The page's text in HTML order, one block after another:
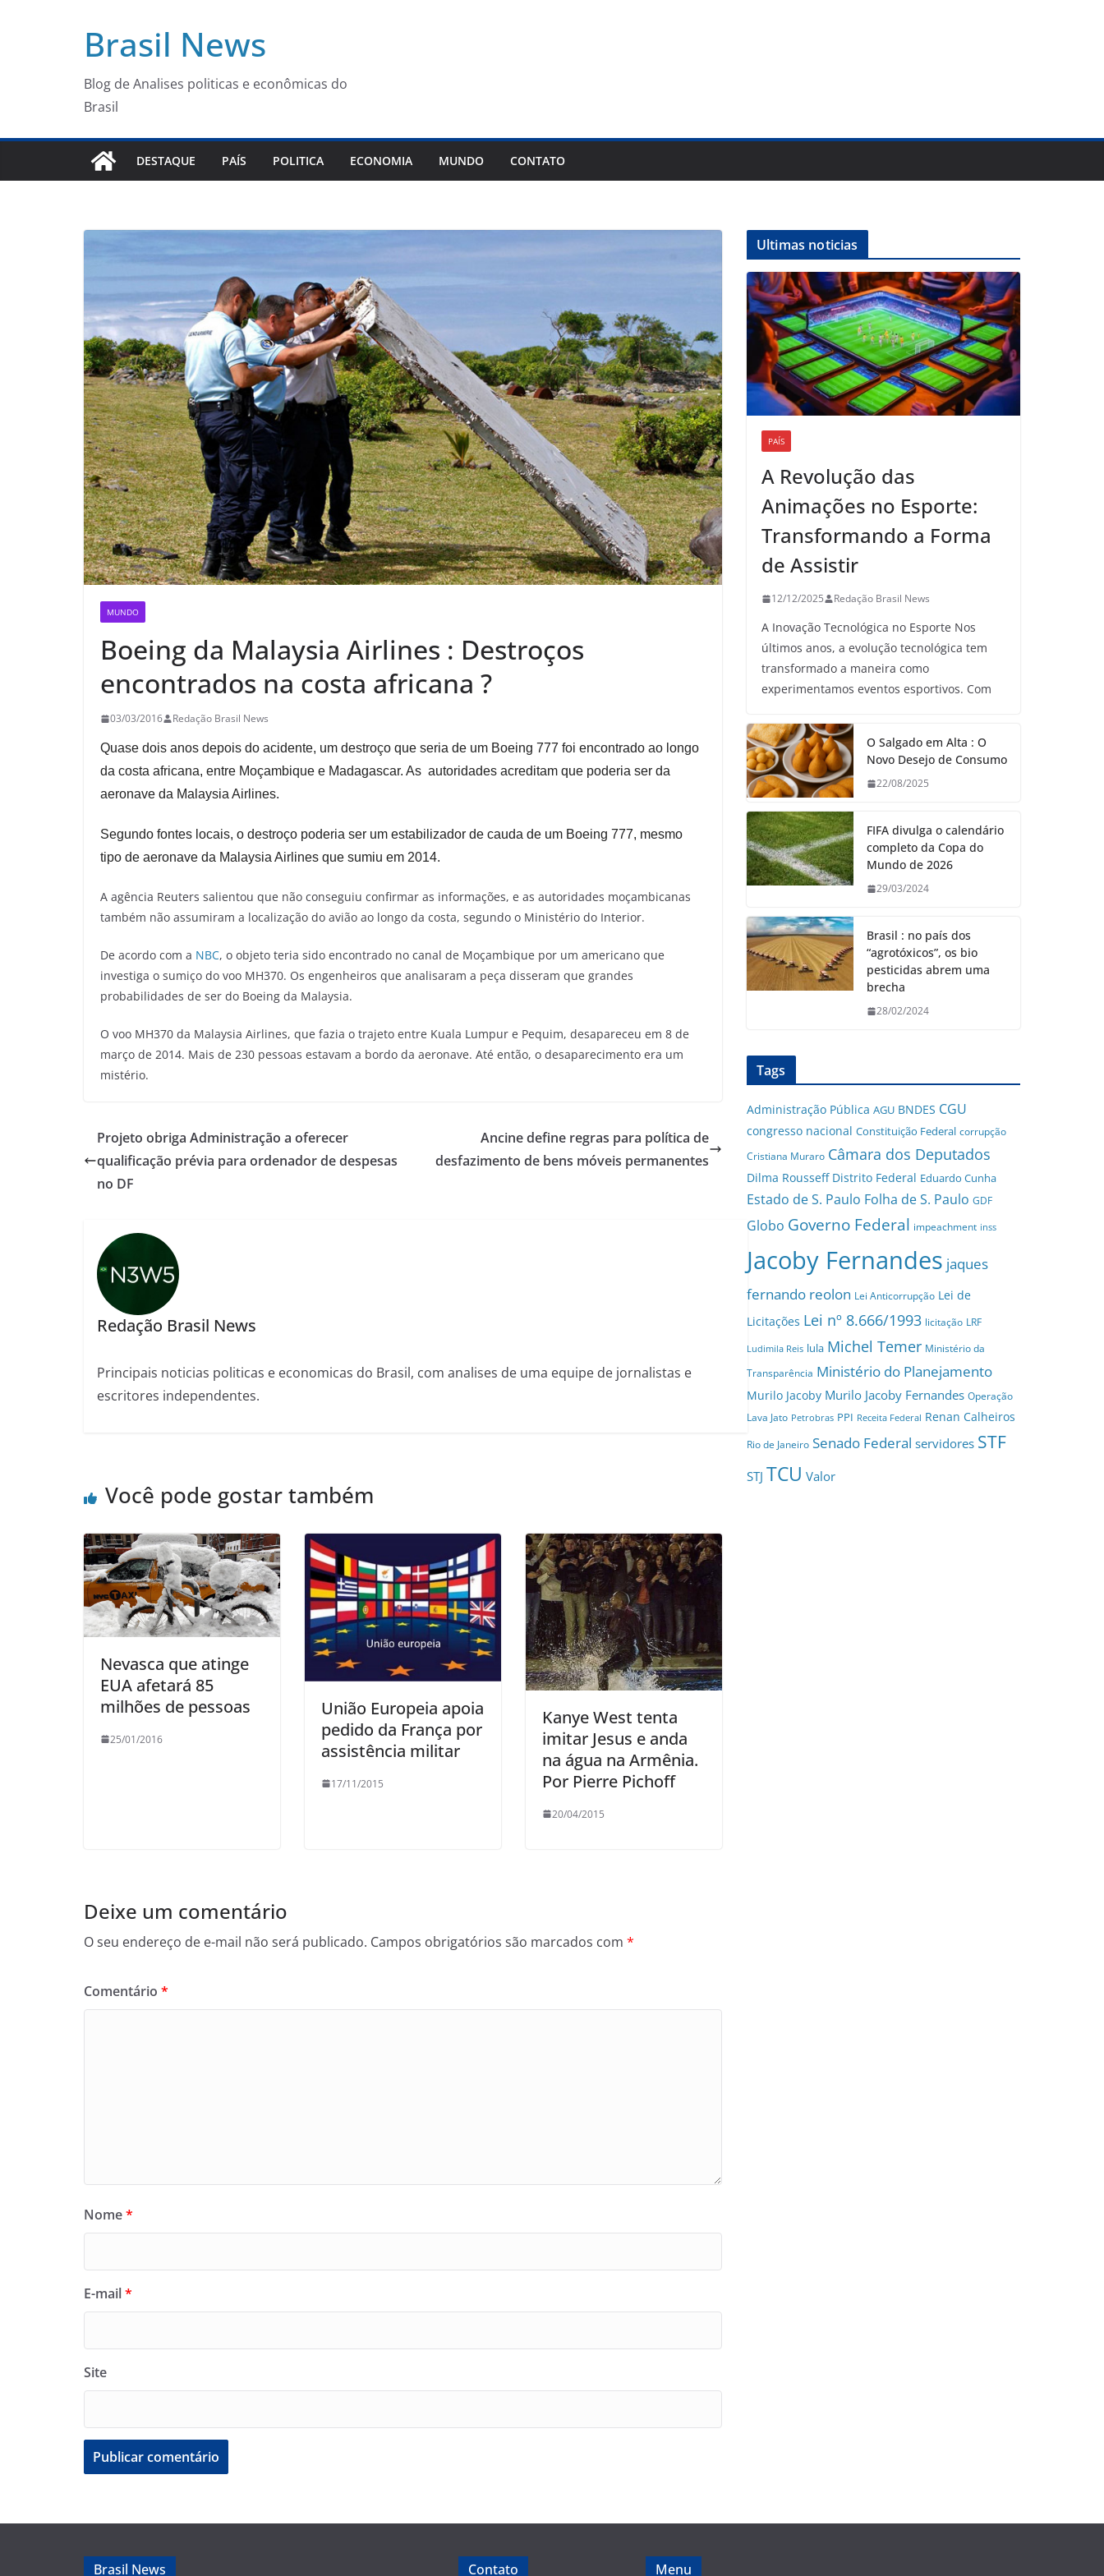
Brasil News
Blog de Analises politicas e econômicas do
Brasil
DESTAQUE PAÍS POLITICA ECONOMIA MUNDO CONTATO
MUNDO
Boeing da Malaysia Airlines : Destroços
encontrados na costa africana ?
03/03/2016 Redação Brasil News
Quase dois anos depois do acidente, um destroço que seria de um Boeing 777 foi encontrado ao longo
da costa africana, entre Moçambique e Madagascar. As autoridades acreditam que poderia ser da
aeronave da Malaysia Airlines.
Segundo fontes locais, o destroço poderia ser um estabilizador de cauda de um Boeing 777, mesmo
tipo de aeronave da Malaysia Airlines que sumiu em 2014.
A agência Reuters salientou que não conseguiu confirmar as informações, e as autoridades moçambicanas
também não assumiram a localização do avião ao longo da costa, segundo o Ministério do Interior.
De acordo com a NBC, o objeto teria sido encontrado no canal de Moçambique por um americano que
investiga o sumiço do voo MH370. Os engenheiros que analisaram a peça disseram que grandes
probabilidades de ser do Boeing da Malaysia.
O voo MH370 da Malaysia Airlines, que fazia o trajeto entre Kuala Lumpur e Pequim, desapareceu em 8 de
março de 2014. Mais de 230 pessoas estavam a bordo da aeronave. Até então, o desaparecimento era um
mistério.
Projeto obriga Administração a oferecer
qualificação prévia para ordenador de despesas
no DF
Ancine define regras para política de
desfazimento de bens móveis permanentes
Redação Brasil News
Principais noticias politicas e economicas do Brasil, com analises de uma equipe de jornalistas e
escritores independentes.
Você pode gostar também
Nevasca que atinge
EUA afetará 85
milhões de pessoas
25/01/2016
União Europeia apoia
pedido da França por
assistência militar
17/11/2015
Kanye West tenta
imitar Jesus e anda
na água na Armênia.
Por Pierre Pichoff
20/04/2015
Deixe um comentário
O seu endereço de e-mail não será publicado. Campos obrigatórios são marcados com *
Comentário *
Nome*
E-mail*
Site
Ultimas noticias
PAÍS
A Revolução das
Animações no Esporte:
Transformando a Forma
de Assistir
12/12/2025 Redação Brasil News
A Inovação Tecnológica no Esporte Nos
últimos anos, a evolução tecnológica tem
transformado a maneira como
experimentamos eventos esportivos. Com
O Salgado em Alta : O
Novo Desejo de Consumo
22/08/2025
FIFA divulga o calendário
completo da Copa do
Mundo de 2026
29/03/2024
Brasil : no país dos
“agrotóxicos”, os bio
pesticidas abrem uma
brecha
28/02/2024
Tags
Administração Pública AGU BNDES CGU
congresso nacional Constituição Federal corrupção
Cristiana Muraro Câmara dos Deputados
Dilma Rousseff Distrito Federal Eduardo Cunha
Estado de S. Paulo Folha de S. Paulo GDF
Globo Governo Federal impeachment inss
Jacoby Fernandes jaques
fernando reolon Lei Anticorrupção Lei de
Licitações Lei nº 8.666/1993 licitação LRF
Ludimila Reis lula Michel Temer Ministério da
Transparência Ministério do Planejamento
Murilo Jacoby Murilo Jacoby Fernandes Operação
Lava Jato Petrobras PPI Receita Federal Renan Calheiros
Rio de Janeiro Senado Federal servidores STF
STJ TCU Valor
Brasil News Contato Menu